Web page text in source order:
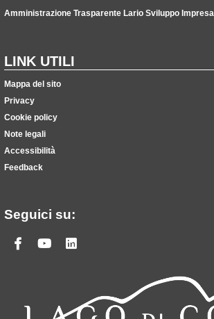
Amministrazione Trasparente Lario Sviluppo Impresa
LINK UTILI
Mappa del sito
Privacy
Cookie policy
Note legali
Accessibilità
Feedback
Seguici su:
Facebook
Youtube